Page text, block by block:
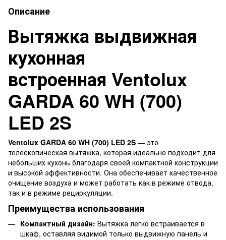
Описание
Вытяжка выдвижная
кухонная
встроенная Ventolux
GARDA 60 WH (700)
LED 2S
Ventolux GARDA 60 WH (700) LED 2S — это
телескопическая вытяжка, которая идеально подходит для
небольших кухонь благодаря своей компактной конструкции
и высокой эффективности. Она обеспечивает качественное
очищение воздуха и может работать как в режиме отвода,
так и в режиме рециркуляции.
Преимущества использования
Компактный дизайн: Вытяжка легко встраивается в
шкаф, оставляя видимой только выдвижную панель и